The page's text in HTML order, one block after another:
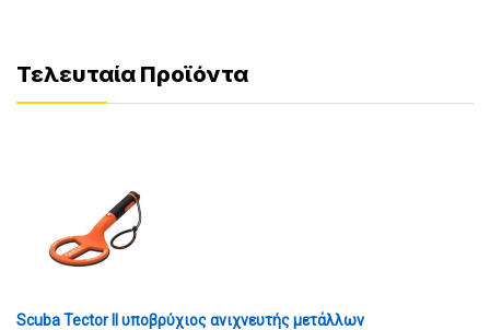
Τελευταία Προϊόντα
Scuba Tector II υποβρύχιος ανιχνευτής μετάλλων